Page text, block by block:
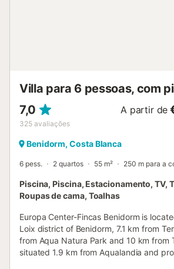
Villa para 6 pessoas, com
7,0
325 avaliações
A partir de
Benidorm, Costa Blanca
6 pess. 2 quartos 55 m² 250 m para a
Piscina, Piscina, Estacionamento, TV,
Roupas de cama, Toalhas
Europa Center-Fincas Benidorm is
Loix district of Benidorm, 7.1 km from
from Aqua Natura Park and 10 km from
situated 1.9 km from Aqualandia and